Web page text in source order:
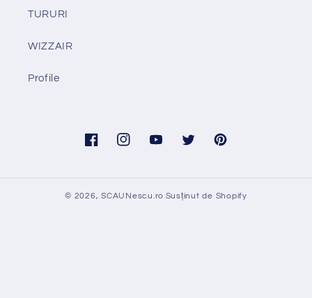
TURURI
WIZZAIR
Profile
FacebookInstagramYouTubeTwitter Pinterest
© 2026,SCAUNescu.ro Susținut de Shopify